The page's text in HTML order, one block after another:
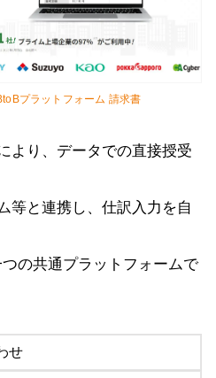
プラットフォーム 請求書
より、データでの直接授受
等と連携し、仕訳入力を自
の共通プラットフォームで
せ